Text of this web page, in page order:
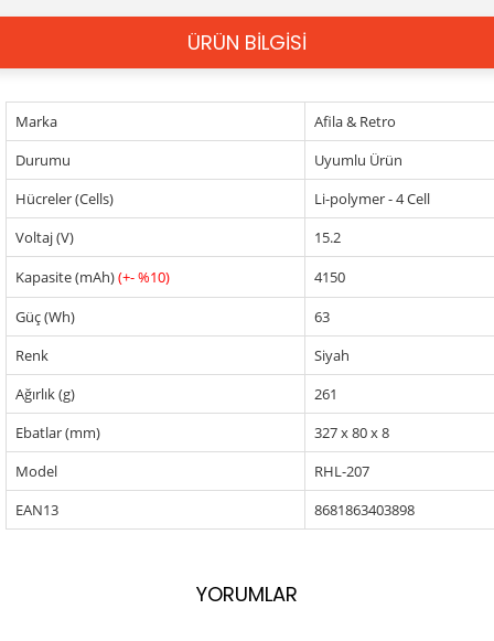
ÜRÜN BİLGİSİ
Marka
Afila & Retro
Durumu
Uyumlu Ürün
Hücreler (Cells)
Li-polymer - 4 Cell
Voltaj (V)
15.2
Kapasite (mAh)(+- %10)
4150
Güç (Wh)
63
Renk
Siyah
Ağırlık (g)
261
Ebatlar (mm)
327 x 80 x 8
Model
RHL-207
EAN13
8681863403898
YORUMLAR